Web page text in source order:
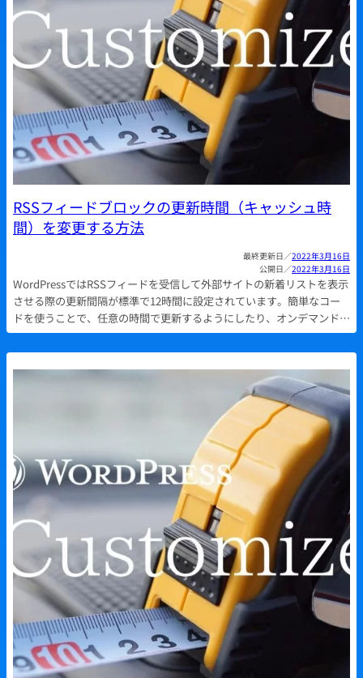
RSSフィードブロックの更新時間（キャッシュ時
間）を変更する方法
2022年3月16日
2022年3月16日
WordPressではRSSフィードを受信して外部サイトの新着リストを表示
させる際の更新間隔が標準で12時間に設定されています。簡単なコー
ドを使うことで、任意の時間で更新するようにしたり、オンデマンド…